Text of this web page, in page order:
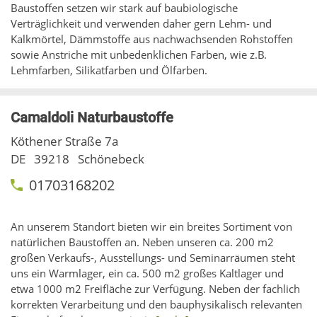
Baustoffen setzen wir stark auf baubiologische
Verträglichkeit und verwenden daher gern Lehm- und
Kalkmörtel, Dämmstoffe aus nachwachsenden Rohstoffen
sowie Anstriche mit unbedenklichen Farben, wie z.B.
Lehmfarben, Silikatfarben und Ölfarben.
Camaldoli Naturbaustoffe
Köthener Straße 7a
DE 39218 Schönebeck
01703168202
An unserem Standort bieten wir ein breites Sortiment von
natürlichen Baustoffen an. Neben unseren ca. 200 m2
großen Verkaufs-, Ausstellungs- und Seminarräumen steht
uns ein Warmlager, ein ca. 500 m2 großes Kaltlager und
etwa 1000 m2 Freifläche zur Verfügung. Neben der fachlich
korrekten Verarbeitung und den bauphysikalisch relevanten